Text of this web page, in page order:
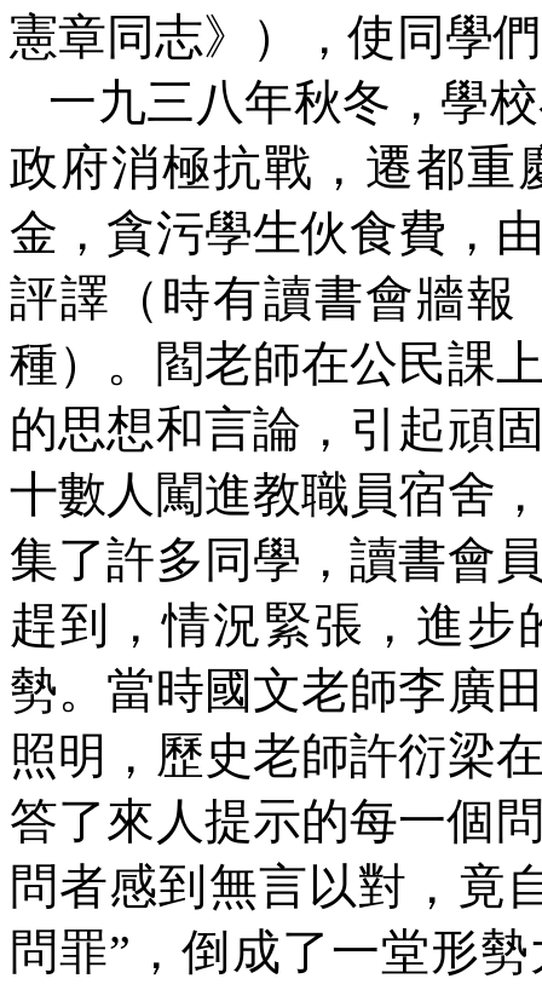
憲章同志》），使同學
一九三八年秋冬，學
政府消極抗戰，遷都重
金，貪污學生伙食費，
評譯（時有讀書會牆報
種）。閻老師在公民課
的思想和言論，引起頑
十數人闖進教職員宿舍
集了許多同學，讀書會
趕到，情況緊張，進步
勢。當時國文老師李廣
照明，歷史老師許衍梁
答了來人提示的每一個
問者感到無言以對，竟
問罪”，倒成了一堂形